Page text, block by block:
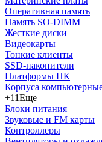
Оперативная память
Память SO-DIMM
Жесткие диски
Видеокарты
Тонкие клиенты
SSD-накопители
Платформы ПК
Корпуса
+11Еще
Блоки питания
Звуковые и FM карты
Контроллеры